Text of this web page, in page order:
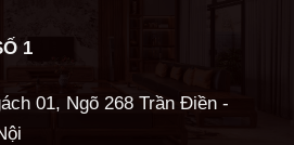
1
01, Ngõ 268 Trần Điền -